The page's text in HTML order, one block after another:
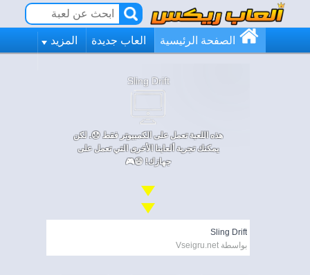
الصفحة الرئيسية العاب جديدة المزيد
Sling Drift
هذه اللعبة تعمل على الكمبيوتر فقط 😞. لكن
يمكنك تجربة ألعابنا الأخرى التي تعمل على
جهازك! 😄🎮
Sling Drift
بواسطة Vseigru.net